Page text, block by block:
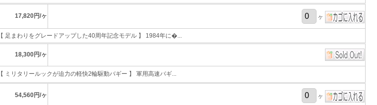
17,820円/ヶ ヶ
【 足まわりをグレードアップした40周年記念モデル 】 1984年に�...
18,300円/ヶ
【 ミリタリールックが迫力の軽快2輪駆動バギー 】 軍用高速バギ...
54,560円/ヶ ヶ